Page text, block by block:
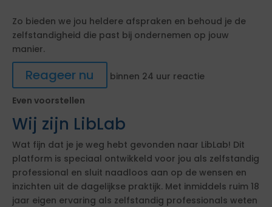
Zo bieden we jou heldere afspraken en behoud je de
zelfstandigheid die past bij ondernemen op jouw
manier.
Reageer nu
binnen 24 uur reactie
Even voorstellen
Wij zijn LibLab
Wat fijn dat je je weg hebt gevonden naar LibLab! Dit
platform is speciaal ontwikkeld voor jou als zelfstandig
professional en sluit naadloos aan op de wensen en
inzichten uit de dagelijkse praktijk. Met inmiddels ruim 18
jaar eigen ervaring als zelfstandig professionals weten